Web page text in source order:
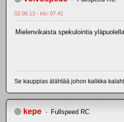
02.08.13 - klo: 07.41
Mielenvikaista spekulointia
Se kauppias älähtää johon kalikka
kepe Fullspeed RC